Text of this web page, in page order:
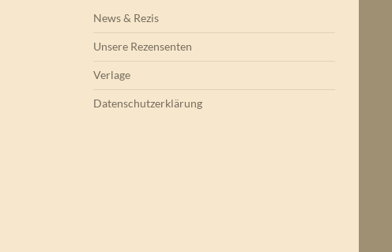
News & Rezis
Unsere Rezensenten
Verlage
Datenschutzerklärung